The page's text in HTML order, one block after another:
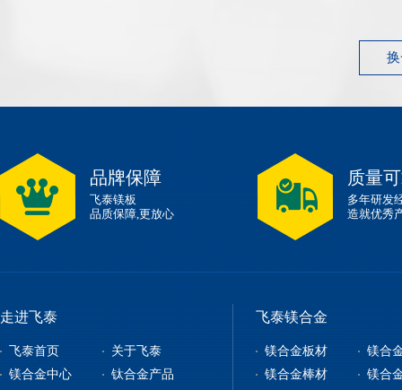
品牌保障
飞泰镁板
品质保障,更放心
质量
多年研发
造就优秀
走进飞泰
飞泰首页
关于飞泰
镁合金中心
钛合金产品
飞泰镁合金
镁合金板材
镁合
镁合金棒材
镁合